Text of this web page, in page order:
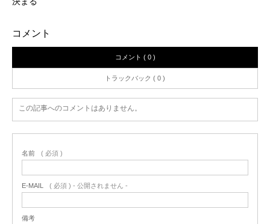
コメント
コメント ( 0 )
トラックバック ( 0 )
この記事へのコメントはありません。
名前 ( 必須 )
E-MAIL ( 必須 ) - 公開されません -
備考